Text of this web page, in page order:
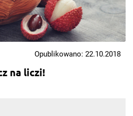
na liczi!
Opublikowano: 22.10.2018